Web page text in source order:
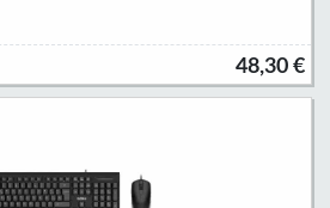
48,30 €